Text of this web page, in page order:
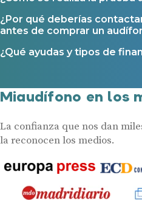
¿Por qué deberías
antes de comprar un
¿Qué ayudas y tipos de
Miaudífono en los
La confianza que nos dan
la reconocen los medios.
Ayudas y
Ayudas para
Ayudas y